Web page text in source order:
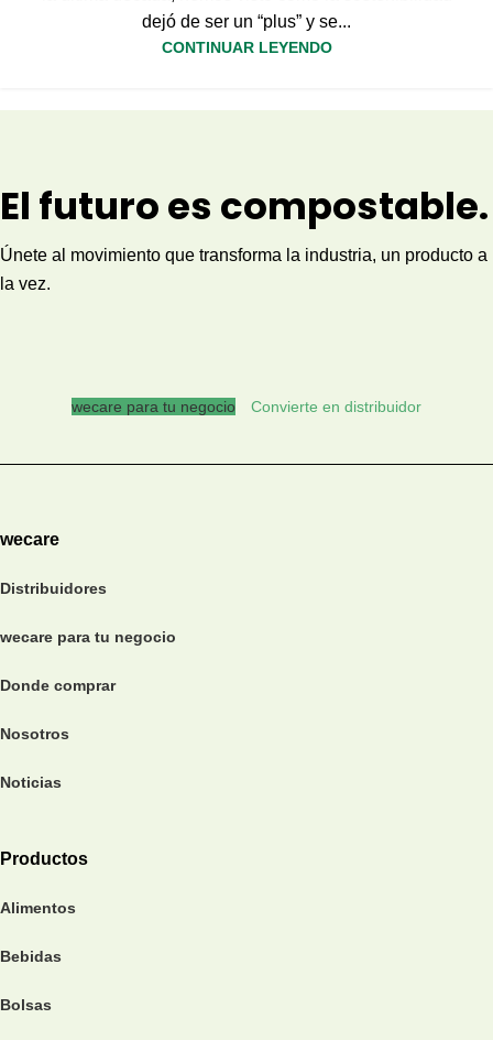
dejó de ser un “plus” y se...
CONTINUAR LEYENDO
El futuro es compostable.
Únete al movimiento que transforma la industria, un producto a
la vez.
wecare para tu negocio Convierte en distribuidor
wecare
Distribuidores
wecare para tu negocio
Donde comprar
Nosotros
Noticias
Productos
Alimentos
Bebidas
Bolsas